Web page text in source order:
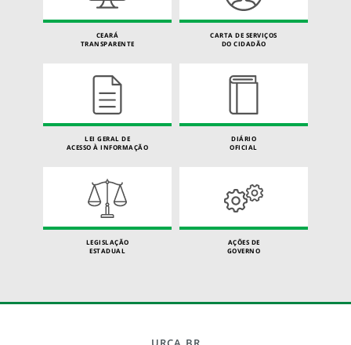
CEARÁ
TRANSPARENTE
CARTA DE SERVIÇOS
DO CIDADÃO
LEI GERAL DE
ACESSO À INFORMAÇÃO
DIÁRIO
OFICIAL
LEGISLAÇÃO
ESTADUAL
AÇÕES DE
GOVERNO